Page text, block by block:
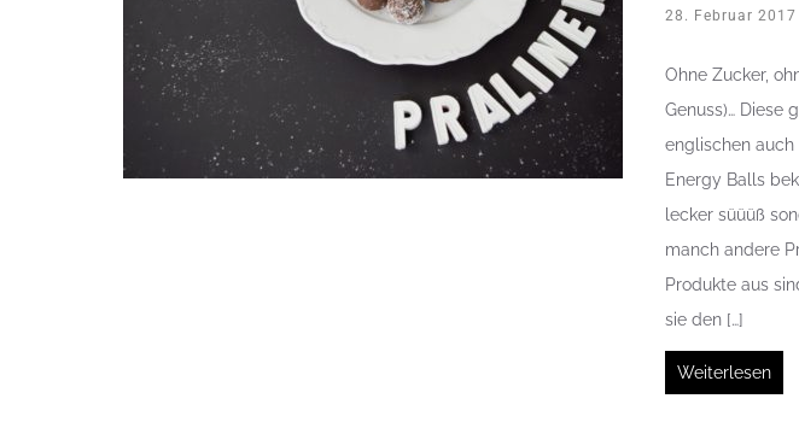
28. Februar 2017
Ohne Zucker,
Genuss)… Diese
englischen
Energy Balls
lecker süüüß
manch andere
Produkte aus
sie den […]
Weiterlesen